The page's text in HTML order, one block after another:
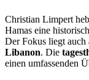
Christian Limpert
Hamas eine
Der Fokus liegt
Libanon. Die
einen umfassenden